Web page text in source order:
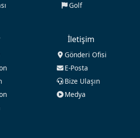
Golf
İletişim
Gönderi Ofisi
E-Posta
Bize Ulaşın
Medya